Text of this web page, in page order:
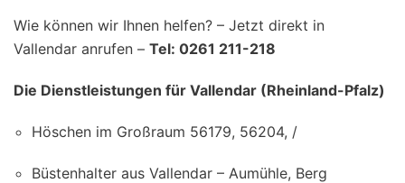
Wie können wir Ihnen helfen? – Jetzt direkt in
Vallendar anrufen – Tel: 0261 211-218
Die Dienstleistungen für Vallendar (Rheinland-Pfalz)
Höschen im Großraum 56179, 56204, /
Büstenhalter aus Vallendar – Aumühle, Berg